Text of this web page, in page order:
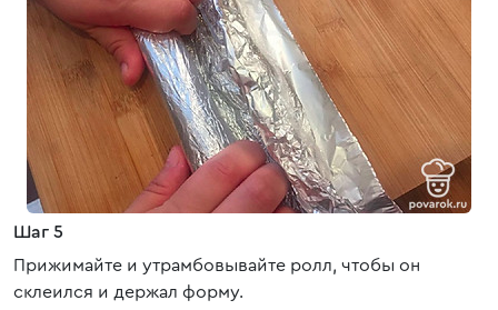
Шаг 5
Прижимайте и утрамбовывайте ролл, чтобы он
склеился и держал форму.